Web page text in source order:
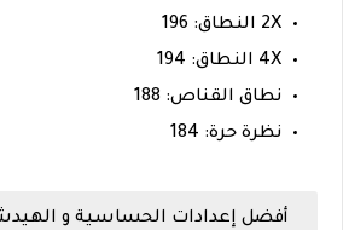
2X النطاق: 196
4X النطاق: 194
نطاق القناص: 188
نظرة حرة: 184
أفضل إعدادات الحساسية و